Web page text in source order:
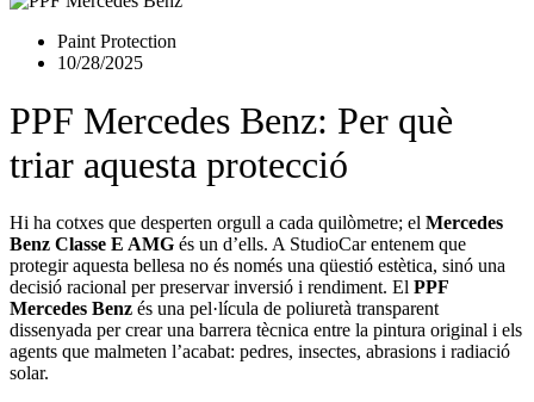
Paint Protection
10/28/2025
PPF Mercedes Benz: Per què
triar aquesta protecció
Hi ha cotxes que desperten orgull a cada quilòmetre; el Mercedes
Benz Classe E AMG és un d’ells. A StudioCar entenem que
protegir aquesta bellesa no és només una qüestió estètica, sinó una
decisió racional per preservar inversió i rendiment. El PPF
Mercedes Benz és una pel·lícula de poliuretà transparent
dissenyada per crear una barrera tècnica entre la pintura original i els
agents que malmeten l’acabat: pedres, insectes, abrasions i radiació
solar.